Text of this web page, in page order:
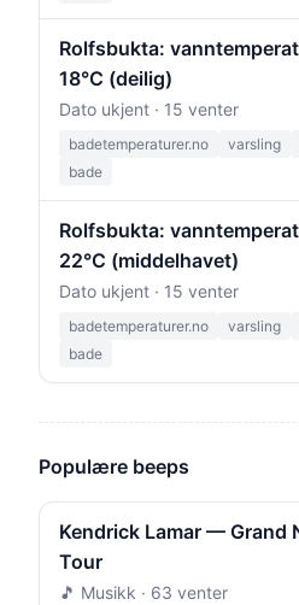
Rolfsbukta:
18°C (deilig)
Dato ukjent · 15 venter
badetemperaturer.no varsling
bade
Rolfsbukta:
22°C (middelhavet)
Dato ukjent · 15 venter
badetemperaturer.no varsling
bade
Populære beeps
Kendrick Lamar — Grand
Tour
🎵 Musikk · 63 venter